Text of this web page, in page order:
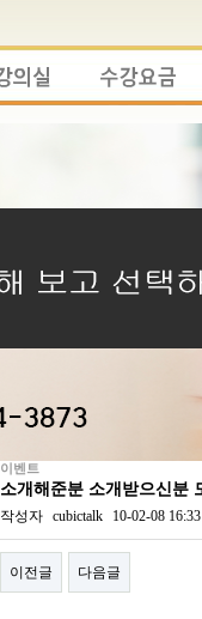
이벤트
소개해준분 소개받으신분
작성자 cubictalk 10-02-08 16:33
이전글 다음글